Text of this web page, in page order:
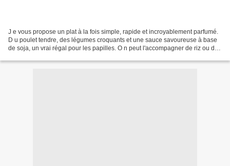
J e vous propose un plat à la fois simple, rapide et incroyablement parfumé.
D u poulet tendre, des légumes croquants et une sauce savoureuse à base
de soja, un vrai régal pour les papilles. O n peut l'accompagner de riz ou de